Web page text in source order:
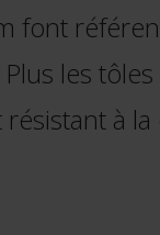
font
les
à